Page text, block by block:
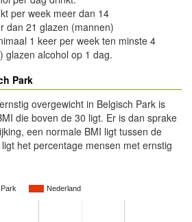
per week meer dan 14
dan 21 glazen (mannen)
1 keer per week ten minste 4
glazen alcohol op 1 dag.
Park
overgewicht in Belgisch Park is
die boven de 30 ligt. Er is dan sprake
een normale BMI ligt tussen de
het percentage mensen met ernstig
Nederland